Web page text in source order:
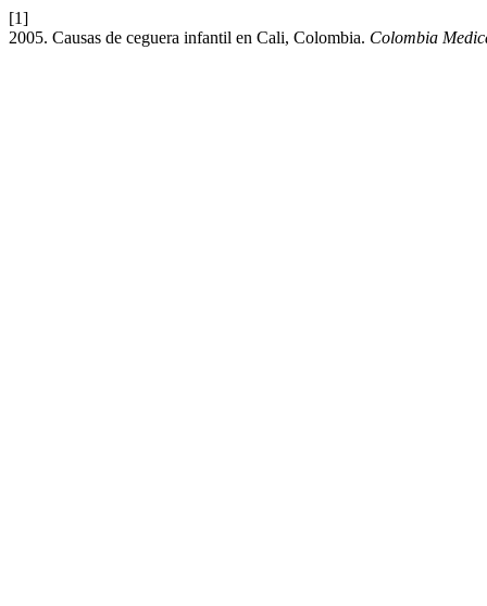
[1]
2005. Causas de ceguera infantil en Cali, Colombia. Colombia